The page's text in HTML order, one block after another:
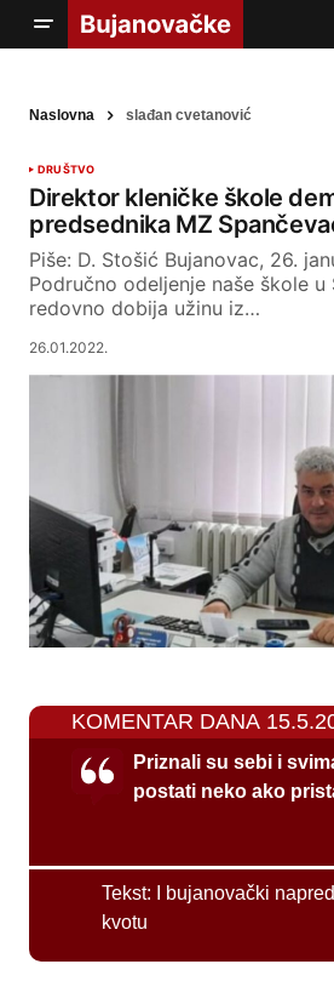
Naslovna slađan cvetanović
DRUŠTVO
Direktor kleničke škole
predsednika MZ
Piše: D. Stošić Bujanovac, 26.
Područno odeljenje naše škole u
redovno dobija užinu iz…
26.01.2022.
KOMENTAR DANA
Priznali su sebi i
postati neko ako
Tekst:
I bujanovački
kvotu